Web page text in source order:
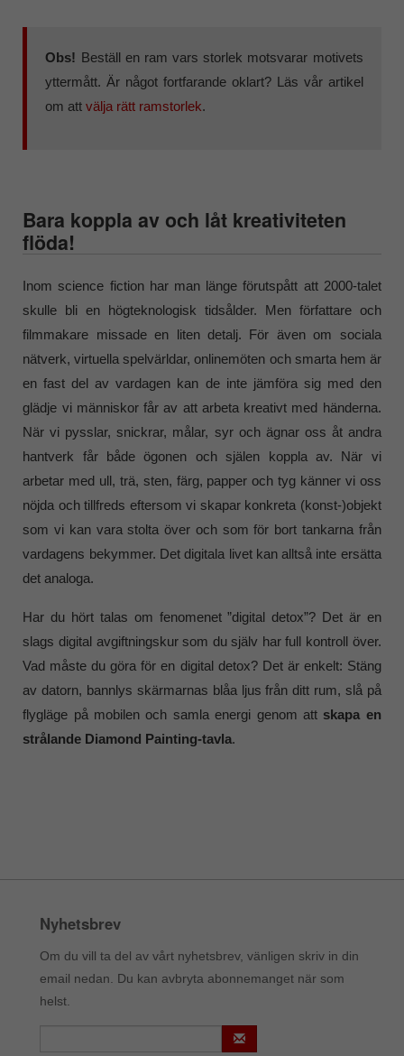
Obs! Beställ en ram vars storlek motsvarar motivets
yttermått. Är något fortfarande oklart? Läs vår artikel
om attvälja rätt ramstorlek.
Bara koppla av och låt kreativiteten
flöda!
Inom science fiction har man länge förutspått att 2000-talet
skulle bli en högteknologisk tidsålder. Men författare och
filmmakare missade en liten detalj. För även om sociala
nätverk, virtuella spelvärldar, onlinemöten och smarta hem är
en fast del av vardagen kan de inte jämföra sig med den
glädje vi människor får av att arbeta kreativt med händerna.
När vi pysslar, snickrar, målar, syr och ägnar oss åt andra
hantverk får både ögonen och själen koppla av. När vi
arbetar med ull, trä, sten, färg, papper och tyg känner vi oss
nöjda och tillfreds eftersom vi skapar konkreta (konst-)objekt
som vi kan vara stolta över och som för bort tankarna från
vardagens bekymmer. Det digitala livet kan alltså inte ersätta
det analoga.
Har du hört talas om fenomenet ”digital detox”? Det är en
slags digital avgiftningskur som du själv har full kontroll över.
Vad måste du göra för en digital detox? Det är enkelt: Stäng
av datorn, bannlys skärmarnas blåa ljus från ditt rum, slå på
flygläge på mobilen och samla energi genom att skapa en
strålande Diamond Painting-tavla.
Nyhetsbrev
Om du vill ta del av vårt nyhetsbrev, vänligen skriv in din
email nedan. Du kan avbryta abonnemanget när som
helst.